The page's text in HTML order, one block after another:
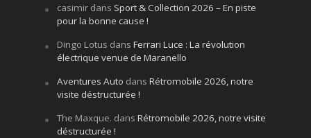
casimirdans Sport & Collection 2026 – En piste
pour la bonne cause !
Dingo Lotus dans Ferrari Luce : La révolution
électrique venue de Maranello
Aventures Auto dans Rétromobile 2026, notre
visite déstructurée !
The Maxque. dans Rétromobile 2026, notre visite
déstructurée !